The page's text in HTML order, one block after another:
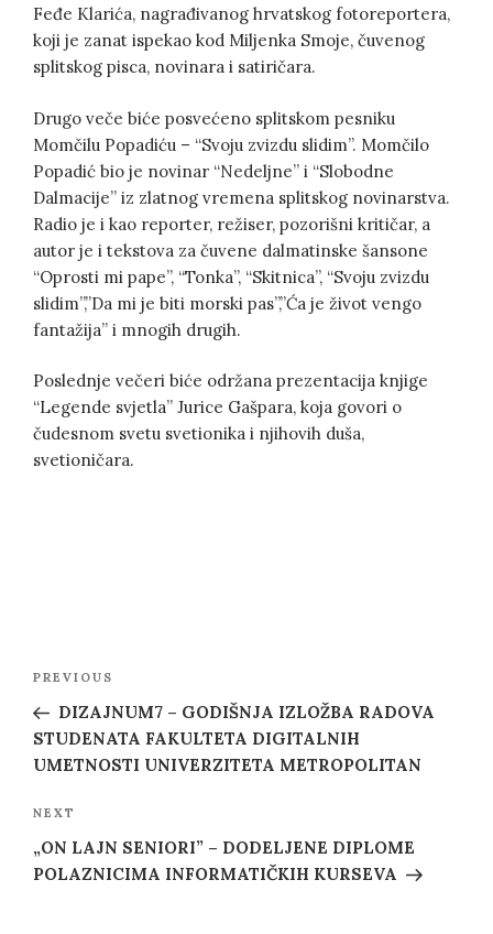
Feđe Klarića, nagrađivanog hrvatskog fotoreportera,
koji je zanat ispekao kod Miljenka Smoje, čuvenog
splitskog pisca, novinara i satiričara.
Drugo veče biće posvećeno splitskom pesniku
Momčilu Popadiću – “Svoju zvizdu slidim”. Momčilo
Popadić bio je novinar “Nedeljne” i “Slobodne
Dalmacije” iz zlatnog vremena splitskog novinarstva.
Radio je i kao reporter, režiser, pozorišni kritičar, a
autor je i tekstova za čuvene dalmatinske šansone
“Oprosti mi pape”, “Tonka”, “Skitnica”, “Svoju zvizdu
slidim”,”Da mi je biti morski pas”,”Ća je život vengo
fantažija” i mnogih drugih.
Poslednje večeri biće održana prezentacija knjige
“Legende svjetla” Jurice Gašpara, koja govori o
čudesnom svetu svetionika i njihovih duša,
svetioničara.
Previous
Post
PREVIOUS
DIZAJNUM7 – GODIŠNJA IZLOŽBA RADOVA
STUDENATA FAKULTETA DIGITALNIH
UMETNOSTI UNIVERZITETA METROPOLITAN
Next
Post
NEXT
„ON LAJN SENIORI” – DODELJENE DIPLOME
POLAZNICIMA INFORMATIČKIH KURSEVA